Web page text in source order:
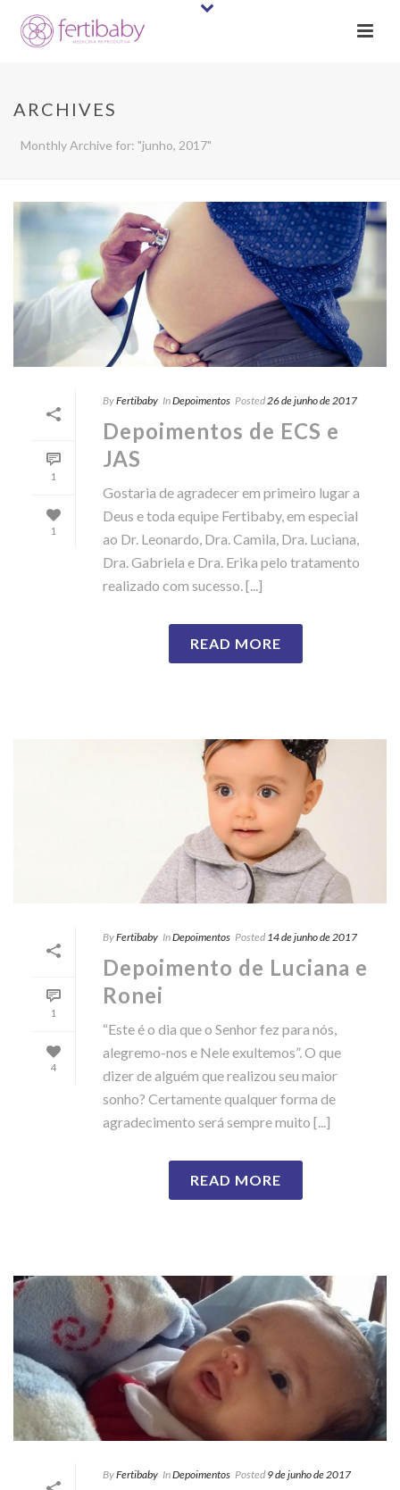
ARCHIVES
Monthly Archive for: "junho, 2017"
1
1
ByFertibaby InDepoimentos Posted 26 de junho de 2017
Depoimentos de ECS e
JAS
Gostaria de agradecer em primeiro lugar a
Deus e toda equipe Fertibaby, em especial
ao Dr. Leonardo, Dra. Camila, Dra. Luciana,
Dra. Gabriela e Dra. Erika pelo tratamento
realizado com sucesso. [...]
READ MORE
1
4
ByFertibaby InDepoimentos Posted 14 de junho de 2017
Depoimento de Luciana e
Ronei
“Este é o dia que o Senhor fez para nós,
alegremo-nos e Nele exultemos”. O que
dizer de alguém que realizou seu maior
sonho? Certamente qualquer forma de
agradecimento será sempre muito [...]
READ MORE
ByFertibaby InDepoimentos Posted 9 de junho de 2017